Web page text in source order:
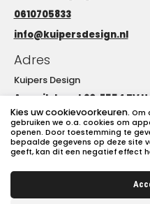
0610705833
info@kuipersdesign.nl
Adres
Kuipers Design
Amarilstraat 20, 7554 TV
Openingstijden
Maandag t/m vrijdag
8:00 tot 17:00
Kies uw cookievoorkeuren. Om
gebruiken we o.a. cookies om
openen. Door toestemming te
bepaalde gegevens op deze site
geeft, kan dit een negatief effect